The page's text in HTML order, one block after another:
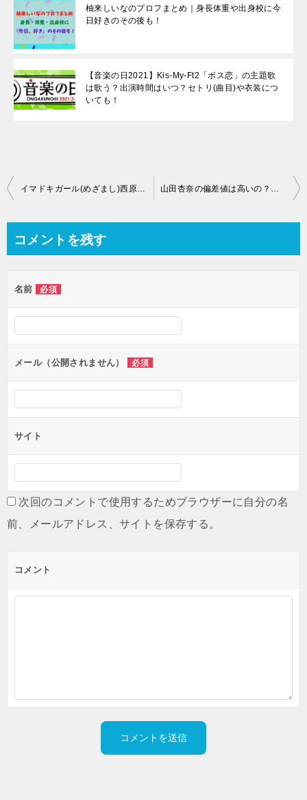
柚来しいなのプロフまとめ｜身長体重や出身校に今
日好きのその後も！
【音楽の日2021】Kis-My-Ft2「ボス恋」の主題歌
は歌う？出演時間はいつ？セトリ(曲目)や衣装につ
いても！
投
ビ
ー
シ
ョ
ン
コメントを残す
名前 必須
メール（公開されません） 必須
サイト
次回のコメントで使用するためブラウザーに自分の名
前、メールアドレス、サイトを保存する。
コメント